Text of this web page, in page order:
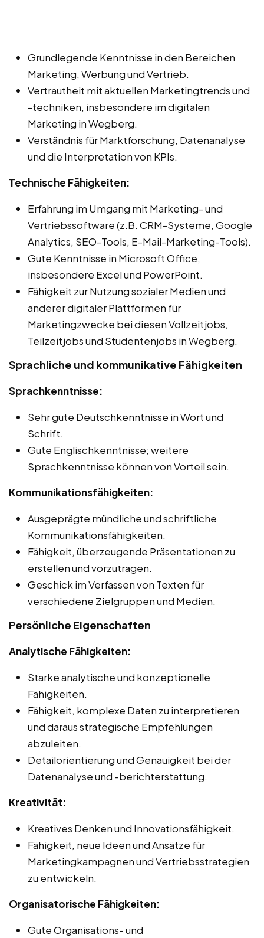
Grundlegende Kenntnisse in den Bereichen
Marketing, Werbung und Vertrieb.
Vertrautheit mit aktuellen Marketingtrends und
-techniken, insbesondere im digitalen
Marketing in Wegberg.
Verständnis für Marktforschung, Datenanalyse
und die Interpretation von KPIs.
Technische Fähigkeiten:
Erfahrung im Umgang mit Marketing- und
Vertriebssoftware (z.B. CRM-Systeme, Google
Analytics, SEO-Tools, E-Mail-Marketing-Tools).
Gute Kenntnisse in Microsoft Office,
insbesondere Excel und PowerPoint.
Fähigkeit zur Nutzung sozialer Medien und
anderer digitaler Plattformen für
Marketingzwecke bei diesen Vollzeitjobs,
Teilzeitjobs und Studentenjobs in Wegberg.
Sprachliche und kommunikative Fähigkeiten
Sprachkenntnisse:
Sehr gute Deutschkenntnisse in Wort und
Schrift.
Gute Englischkenntnisse; weitere
Sprachkenntnisse können von Vorteil sein.
Kommunikationsfähigkeiten:
Ausgeprägte mündliche und schriftliche
Kommunikationsfähigkeiten.
Fähigkeit, überzeugende Präsentationen zu
erstellen und vorzutragen.
Geschick im Verfassen von Texten für
verschiedene Zielgruppen und Medien.
Persönliche Eigenschaften
Analytische Fähigkeiten:
Starke analytische und konzeptionelle
Fähigkeiten.
Fähigkeit, komplexe Daten zu interpretieren
und daraus strategische Empfehlungen
abzuleiten.
Detailorientierung und Genauigkeit bei der
Datenanalyse und -berichterstattung.
Kreativität:
Kreatives Denken und Innovationsfähigkeit.
Fähigkeit, neue Ideen und Ansätze für
Marketingkampagnen und Vertriebsstrategien
zu entwickeln.
Organisatorische Fähigkeiten:
Gute Organisations- und